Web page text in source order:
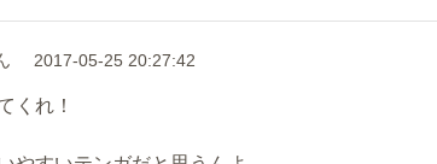
2017-05-25 20:27:42
くれ！